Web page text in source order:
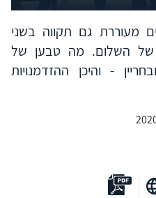
מעוררת גם תקווה בשני
של השלום. מה טבען של
- והיכן ההזדמנויות